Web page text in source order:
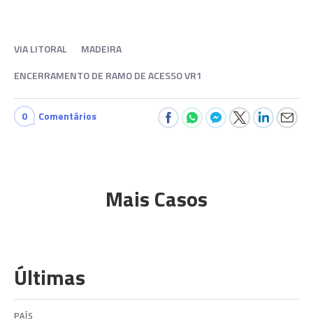
VIA LITORAL
MADEIRA
ENCERRAMENTO DE RAMO DE ACESSO VR1
0 Comentários
Mais Casos
Últimas
PAÍS